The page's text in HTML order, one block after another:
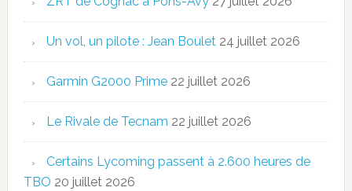
Un vol, un pilote : Jean Boulet 24 juillet 2026
Garmin G2000 Prime 22 juillet 2026
Le Rivale de Tecnam 22 juillet 2026
Certains Lycoming passent à 2.600 heures de
TBO 20 juillet 2026